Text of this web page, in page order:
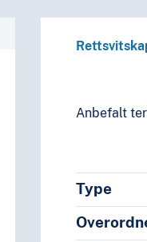
ulike måter
Anbefalt
Type